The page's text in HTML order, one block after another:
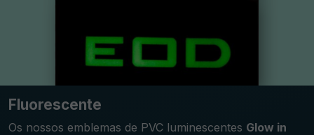
Fluorescente
Os nossos emblemas de PVC luminescentes Glow in